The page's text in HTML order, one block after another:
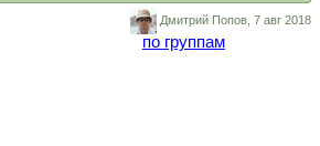
Дмитрий Попов,7 авг 2018